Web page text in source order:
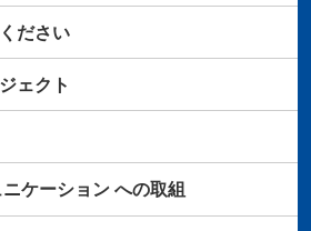
ださい
ェクト
ケーションへの取組